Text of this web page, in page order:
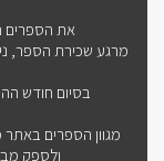
את הספרים
בסיום חודש
מגוון הספרים
ולספק